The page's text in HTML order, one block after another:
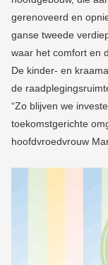
gerenoveerd en
ganse tweede
waar het comfort en
De kinder- en
de
“Zo blijven we
toekomstgerichte
hoofdvroedvrouw